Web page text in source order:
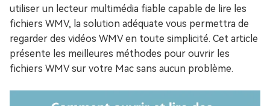
utiliser un lecteur multimédia fiable capable de lire les
fichiers WMV, la solution adéquate vous permettra de
regarder des vidéos WMV en toute simplicité. Cet article
présente les meilleures méthodes pour ouvrir les
fichiers WMV sur votre Mac sans aucun problème.